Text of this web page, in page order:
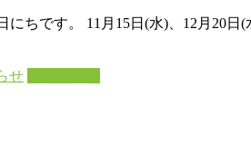
ちです。 11月15日(水)、12月
せ